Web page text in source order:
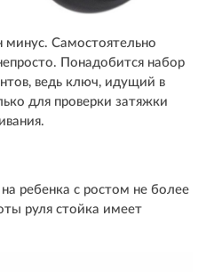
минус. Самостоятельно
Понадобится набор
ведь ключ, идущий в
для проверки затяжки
ребенка с ростом не более
руля стойка имеет